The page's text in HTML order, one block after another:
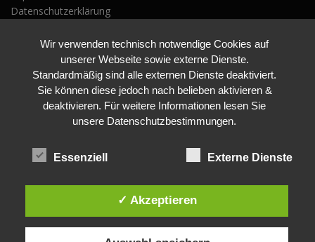
Datenschutzerklärung
VERANSTALTUNGEN
Veranstaltungen
Wir verwenden technisch notwendige Cookies auf
unserer Webseite sowie externe Dienste.
Standardmäßig sind alle externen Dienste deaktiviert.
Sie können diese jedoch nach belieben aktivieren &
deaktivieren. Für weitere Informationen lesen Sie
unsere Datenschutzbestimmungen.
Essenziell Externe Dienste
✓ Akzeptieren